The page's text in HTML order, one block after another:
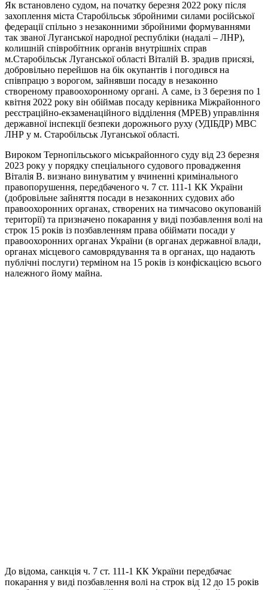
Як встановлено судом, на початку березня 2022 року після
захоплення міста Старобільськ збройними силами російської
федерації спільно з незаконними збройними формуваннями
так званої Луганської народної республіки (надалі – ЛНР),
колишній співробітник органів внутрішніх справ
м.Старобільськ Луганської області Віталій В. зрадив присязі,
добровільно перейшов на бік окупантів і погодився на
співпрацю з ворогом, зайнявши посаду в незаконно
створеному правоохоронному органі. А саме, із 3 березня по 1
квітня 2022 року він обіймав посаду керівника Міжрайонного
реєстраційно-екзаменаційного відділення (МРЕВ) управління
державної інспекції безпеки дорожнього руху (УДІБДР) МВС
ЛНР у м. Старобільськ Луганської області.
Вироком Тернопільського міськрайонного суду від 23 березня
2023 року у порядку спеціального судового провадження
Віталія В. визнано винуватим у вчиненні кримінального
правопорушення, передбаченого ч. 7 ст. 111-1 КК України
(добровільне зайняття посади в незаконних судових або
правоохоронних органах, створених на тимчасово окупованій
території) та призначено покарання у виді позбавлення волі на
строк 15 років із позбавленням права обіймати посади у
правоохоронних органах України (в органах державної влади,
органах місцевого самоврядування та в органах, що надають
публічні послуги) терміном на 15 років із конфіскацією всього
належного йому майна.
До відома, санкція ч. 7 ст. 111-1 КК України передбачає
покарання у виді позбавлення волі на строк від 12 до 15 років